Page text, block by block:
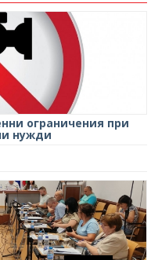
ограничения при
нужди